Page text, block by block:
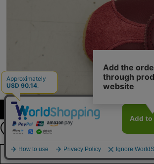
カラー・サイズを選択する
店舗在庫を見る
公式LINEアカウント
お友達登録で
最新情報を配信中
詳しくはこちら